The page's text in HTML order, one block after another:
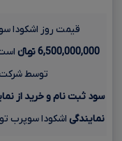
قیمت روز اشکودا سوپرب توربو 1.4
6,500,000,000 تومانءءء
توسط
سود ثبت نام و خرید از
نمایندگی اشکودا سوپرب توربو 1.4